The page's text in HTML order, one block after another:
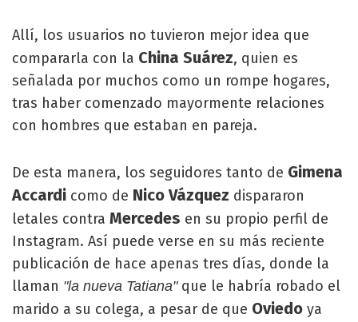
Allí, los usuarios no tuvieron mejor idea que
compararla con la China Suárez, quien es
señalada por muchos como un rompe hogares,
tras haber comenzado mayormente relaciones
con hombres que estaban en pareja.
De esta manera, los seguidores tanto de Gimena
Accardi como de Nico Vázquez dispararon
letales contra Mercedes en su propio perfil de
Instagram. Así puede verse en su más reciente
publicación de hace apenas tres días, donde la
llaman "la nueva Tatiana" que le habría robado el
marido a su colega, a pesar de que Oviedo ya